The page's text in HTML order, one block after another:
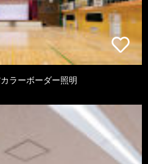
ラーボーダー照明